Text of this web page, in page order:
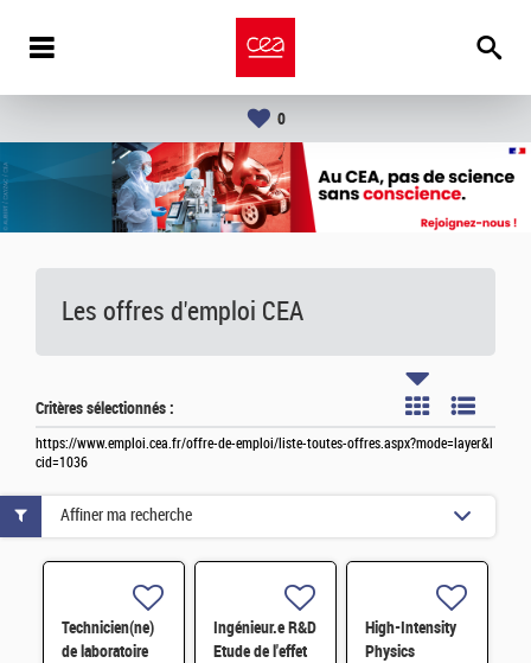
0
Les offres d'emploi CEA
Critères sélectionnés :
https://www.emploi.cea.fr/offre-de-emploi/liste-toutes-offres.aspx?mode=layer&l
cid=1036
Technicien(ne)
de laboratoire
Ingénieur.e R&D
Etude de l'effet
High-Intensity
Physics
Affiner ma recherche